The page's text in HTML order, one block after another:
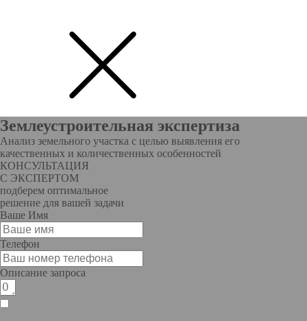
Землеустроительная экспертиза
Анализ земельного участка с целью выявления его
качественных и количественных особенностей
КОНСУЛЬТАЦИЯ
С ЭКСПЕРТОМ
подберем оптимальное
решение для вашей задачи
Ваше Имя
Телефон
Описание запроса